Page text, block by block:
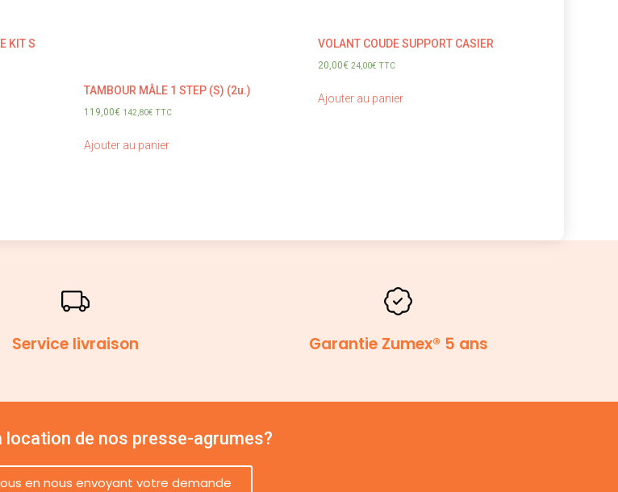
KIT S
TAMBOUR MÂLE 1 STEP (S) (2u.)
119,00€ 142,80€ TTC
Ajouter au panier
VOLANT COUDE SUPPORT CASIER
20,00€ 24,00€TTC
Ajouter au panier
Service livraison Garantie Zumex® 5 ans
location de nos presse-agrumes?
en nous envoyant votre demande